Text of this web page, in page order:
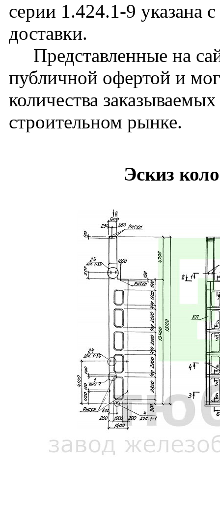
серии 1.424.1-9 указана
доставки.
Представленные на
публичной офертой и
количества
строительном рынке.
Эскиз